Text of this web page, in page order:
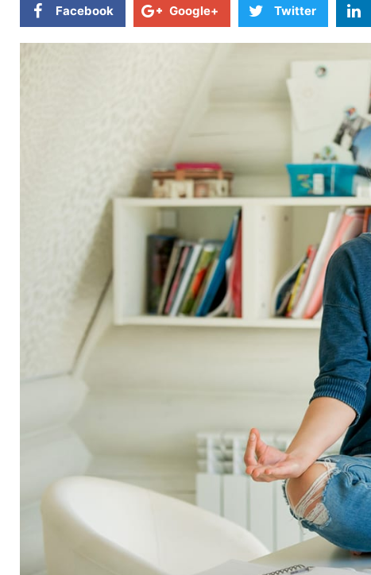
Facebook Google+ Twitter